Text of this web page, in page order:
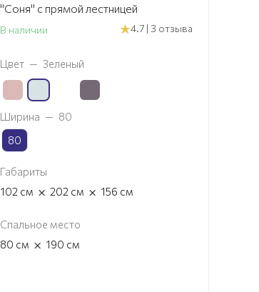
"Соня" с прямой лестницей
В наличии 4.7 | 3 отзыва
Цвет — Зеленый
Ширина — 80
80
Габариты
102 см × 202 см × 156 см
Спальное место
80 см × 190 см